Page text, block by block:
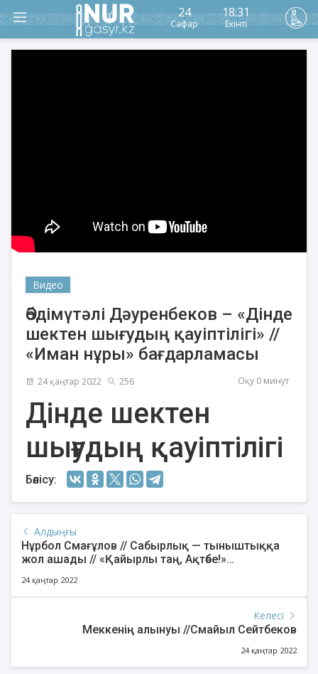
24
Сафар
18:31
Екінті
Видео
Әбдімүтәлі Дәуренбеков – «Дінде
шектен шығудың қауіптілігі» //
«Иман нұры» бағдарламасы
24 қаңтар 2022 256 Оқу 0 минут
Дінде шектен
шығудың қауіптілігі
Бөлісу:
Алдыңғы
Нұрбол Смағұлов // Сабырлық — тыныштыққа
жол ашады // «Қайырлы таң, Ақтөбе!»
24 қаңтар 2022
Келесі
Меккенің алынуы //Смайыл Сейтбеков
24 қаңтар 2022